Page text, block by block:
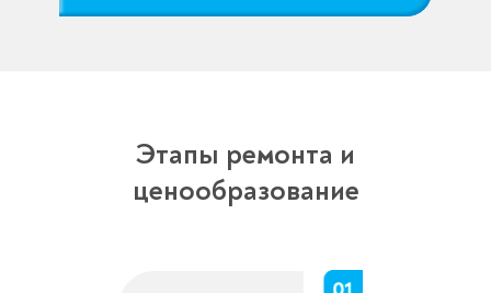
Этапы ремонта и
ценообразование